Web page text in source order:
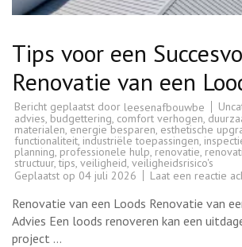
Tips voor een
Renovatie van een
Bericht geplaatst door leesenafbouwbe
advies, budgettering, comfort verhogen,
materialen,energie besparen, esthetische
functionaliteit, industriële toepassingen,
planning, professionele hulp,renovatie,
structuur,tips, veiligheid, veiligheidsrisico's
Geplaatst op 04 juli 2026 Laat een reactie
Renovatie van een Loods Renovatie van
Advies Een loods renoveren kan een
project …